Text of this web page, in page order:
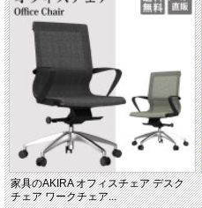
家具のAKIRA オフィスチェア デスク
チェア ワークチェア...